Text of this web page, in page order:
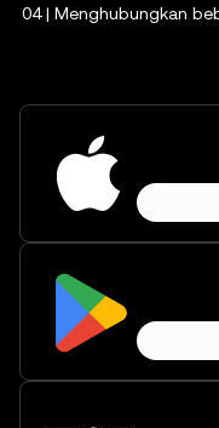
04 | Menghubungkan